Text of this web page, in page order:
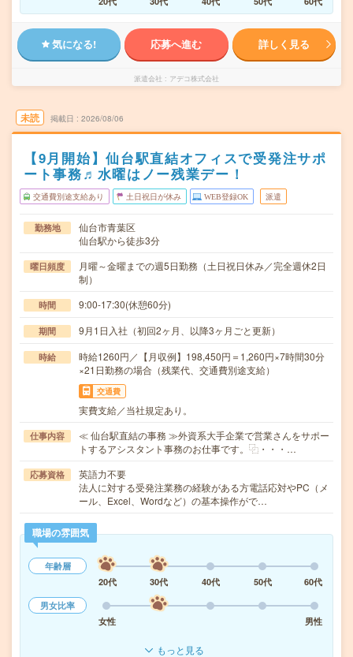
気になる! 応募へ進む 詳しく見る
派遣会社 アデコ株式会社
未読 掲載日 2026/08/06
【9月開始】仙台駅直結オフィスで受発注サポ
ート事務♬水曜はノー残業デー！
交通費別途支給あり 土日祝日が休み WEB登録OK 派遣
勤務地
仙台市青葉区
仙台駅から徒歩3分
曜日頻度
月曜～金曜までの週5日勤務（土日祝日休み／完全週休2日
制）
時間 9:00-17:30(休憩60分)
期間 9月1日入社（初回2ヶ月、以降3ヶ月ごと更新）
時給
時給1260円／【月収例】198,450円＝1,260円×7時間30分
×21日勤務の場合（残業代、交通費別途支給）
交通費
実費支給／当社規定あり。
仕事内容
≪ 仙台駅直結の事務 ≫外資系大手企業で営業さんをサポー
トするアシスタント事務のお仕事です。⿻・・・…
応募資格
英語力不要
法人に対する受発注業務の経験がある方電話応対やPC（メ
ール、Excel、Wordなど）の基本操作がで…
職場の雰囲気
年齢層
20代
30代 40代 50代
60代
男女比率
女性
男性
もっと見る